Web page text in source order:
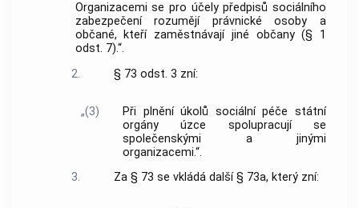
Organizacemi se pro účely předpisů sociálního
zabezpečení rozumějí právnické osoby a
občané, kteří zaměstnávají jiné občany (§ 1
odst. 7).“.
2.
§ 73 odst. 3 zní:
„(3)
Při plnění úkolů sociální péče státní
orgány úzce spolupracují se
společenskými a jinými
organizacemi.“.
3.
Za § 73 se vkládá další § 73a, který zní: